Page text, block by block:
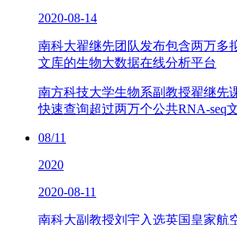
2020-08-14
南科大翟继先团队发布包含两万多
文库的生物大数据在线分析平台
南方科技大学生物系副教授翟继先
快速查询超过两万个公共RNA-seq
08/11
2020
2020-08-11
南科大副教授刘宇入选英国皇家航